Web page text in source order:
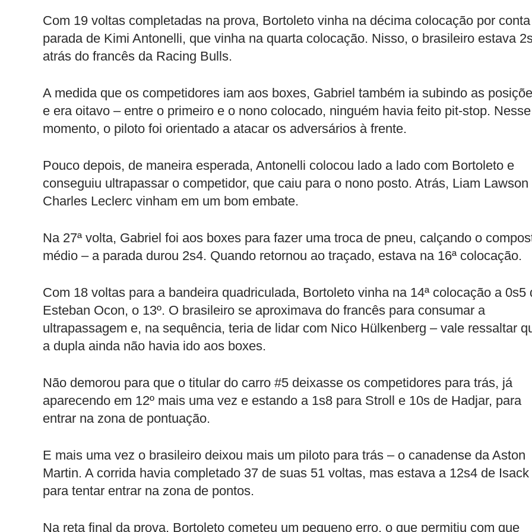
Com 19 voltas completadas na prova, Bortoleto vinha na décima colocação por
parada de Kimi Antonelli, que vinha na quarta colocação. Nisso, o brasileiro estava
atrás do francês da Racing Bulls.
A medida que os competidores iam aos boxes, Gabriel também ia subindo as
e era oitavo – entre o primeiro e o nono colocado, ninguém havia feito pit-stop. Nesse
momento, o piloto foi orientado a atacar os adversários à frente.
Pouco depois, de maneira esperada, Antonelli colocou lado a lado com Bortoleto e
conseguiu ultrapassar o competidor, que caiu para o nono posto. Atrás, Liam Lawson
Charles Leclerc vinham em um bom embate.
Na 27ª volta, Gabriel foi aos boxes para fazer uma troca de pneu, calçando o
médio – a parada durou 2s4. Quando retornou ao traçado, estava na 16ª colocação.
Com 18 voltas para a bandeira quadriculada, Bortoleto vinha na 14ª colocação a 0s5
Esteban Ocon, o 13º. O brasileiro se aproximava do francês para consumar a
ultrapassagem e, na sequência, teria de lidar com Nico Hülkenberg – vale ressaltar
a dupla ainda não havia ido aos boxes.
Não demorou para que o titular do carro #5 deixasse os competidores para trás, já
aparecendo em 12º mais uma vez e estando a 1s8 para Stroll e 10s de Hadjar, para
entrar na zona de pontuação.
E mais uma vez o brasileiro deixou mais um piloto para trás – o canadense da Aston
Martin. A corrida havia completado 37 de suas 51 voltas, mas estava a 12s4 de Isack
para tentar entrar na zona de pontos.
Na reta final da prova, Bortoleto cometeu um pequeno erro, o que permitiu com que